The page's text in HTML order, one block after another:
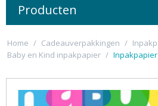
Producten
Home / Cadeauverpakkingen /
Baby en Kind inpakpapier /